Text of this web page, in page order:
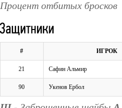
Процент отбитых бросков
# ИГРОК
21 Сафин Альмир
90 Укенов Ербол